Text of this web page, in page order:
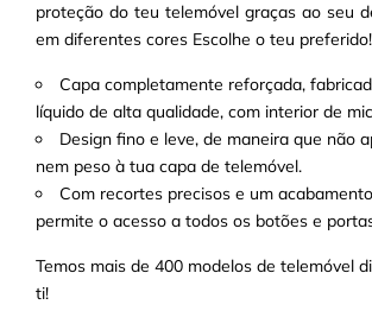
proteção do teu telemóvel graças ao seu
em diferentes cores Escolhe o teu preferido!
Capa completamente reforçada,
líquido de alta qualidade, com interior de
Design fino e leve, de maneira que não
nem peso à tua capa de telemóvel.
Com recortes precisos e um
permite o acesso a todos os botões e
Temos mais de 400 modelos de telemóvel
ti!